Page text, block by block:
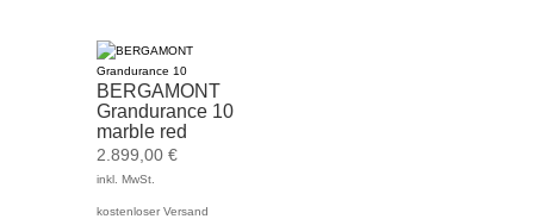
BERGAMONT
Grandurance 10
marble red
2.899,00 €
inkl. MwSt.
kostenloser Versand